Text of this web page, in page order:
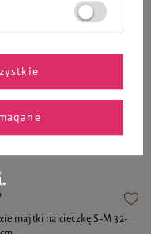
przez
majtki na cieczkę S-M 32-